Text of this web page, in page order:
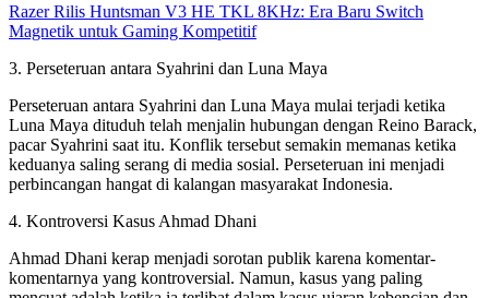
Razer Rilis Huntsman V3 HE TKL 8KHz: Era Baru Switch
Magnetik untuk Gaming Kompetitif
3. Perseteruan antara Syahrini dan Luna Maya
Perseteruan antara Syahrini dan Luna Maya mulai terjadi ketika
Luna Maya dituduh telah menjalin hubungan dengan Reino Barack,
pacar Syahrini saat itu. Konflik tersebut semakin memanas ketika
keduanya saling serang di media sosial. Perseteruan ini menjadi
perbincangan hangat di kalangan masyarakat Indonesia.
4. Kontroversi Kasus Ahmad Dhani
Ahmad Dhani kerap menjadi sorotan publik karena komentar-
komentarnya yang kontroversial. Namun, kasus yang paling